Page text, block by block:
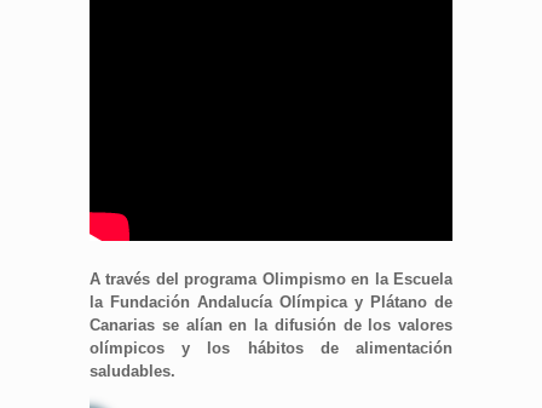
A través del programa Olimpismo en la Escuela
la Fundación Andalucía Olímpica y Plátano de
Canarias se alían en la difusión de los valores
olímpicos y los hábitos de alimentación
saludables.